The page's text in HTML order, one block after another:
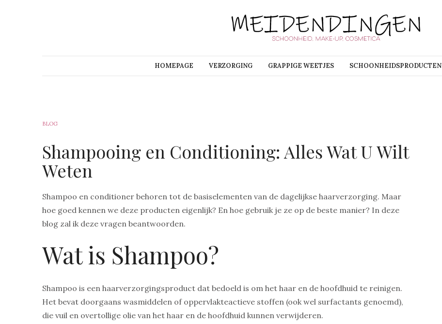
HOMEPAGE VERZORGING GRAPPIGE WEETJES SCHOONHEIDSPRODUCTEN
BLOG
Shampooing en Conditioning: Alles Wat U Wilt
Weten
Shampoo en conditioner behoren tot de basiselementen van de dagelijkse haarverzorging. Maar
hoe goed kennen we deze producten eigenlijk? En hoe gebruik je ze op de beste manier? In deze
blog zal ik deze vragen beantwoorden.
Wat is Shampoo?
Shampoo is een haarverzorgingsproduct dat bedoeld is om het haar en de hoofdhuid te reinigen.
Het bevat doorgaans wasmiddelen of oppervlakteactieve stoffen (ook wel surfactants genoemd),
die vuil en overtollige olie van het haar en de hoofdhuid kunnen verwijderen.